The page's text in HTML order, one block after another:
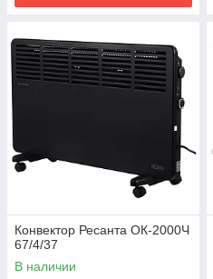
Конвектор Ресанта ОК-2000Ч
67/4/37
В наличии